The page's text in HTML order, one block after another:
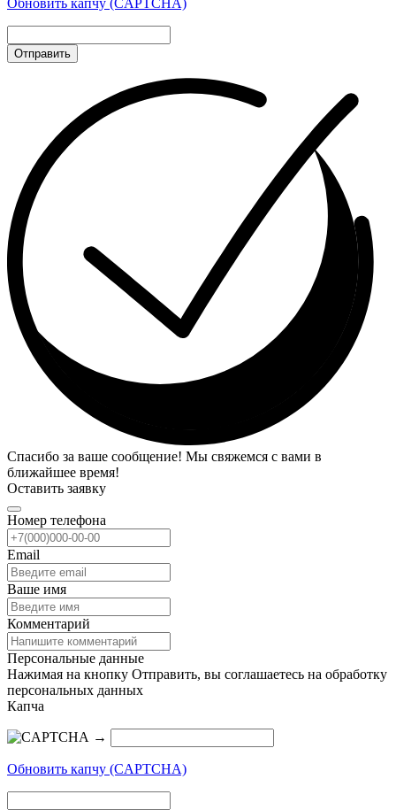
Обновить капчу (CAPTCHA)
Отправить
Спасибо за ваше сообщение! Мы свяжемся с вами в
ближайшее время!
Оставить заявку
Номер телефона
Email
Ваше имя
Комментарий
Персональные данные
Нажимая на кнопку Отправить, вы соглашаетесь на обработку
персональных данных
Капча
→
Обновить капчу (CAPTCHA)